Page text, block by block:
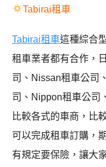
Tabirai租車
Tabirai租車這種綜合
租車業者都有合作，
司、Nissan租車公司
司、Nippon租車公司
比較各式的車商，比
可以完成租車訂購，
有規定要保險，讓大